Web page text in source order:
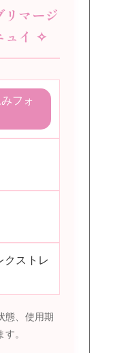
マージ
ュイ ✧
フォ
クストレ
態、使用期
。